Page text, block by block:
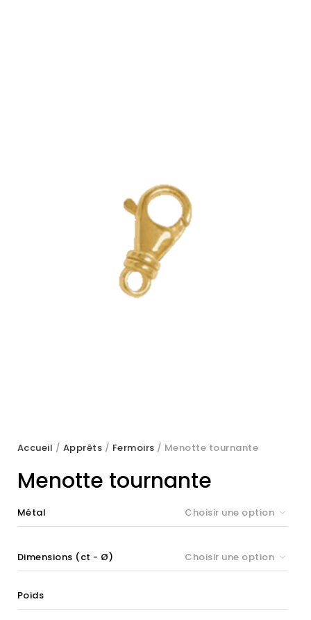
Accueil / Apprêts / Fermoirs / Menotte tournante
Menotte tournante
Métal Choisir une option
Dimensions (ct - Ø) Choisir une option
Poids